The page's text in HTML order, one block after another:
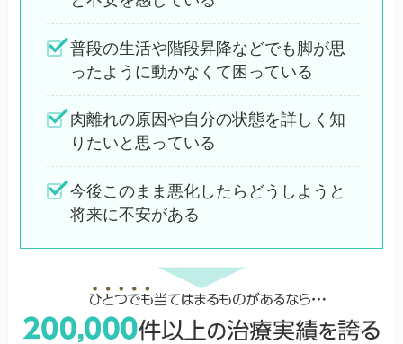
普段の生活や階段昇降などでも脚が思
ったように動かなくて困っている
肉離れの原因や自分の状態を詳しく知
りたいと思っている
今後このまま悪化したらどうしようと
将来に不安がある